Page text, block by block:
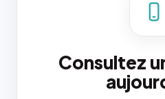
Consultez